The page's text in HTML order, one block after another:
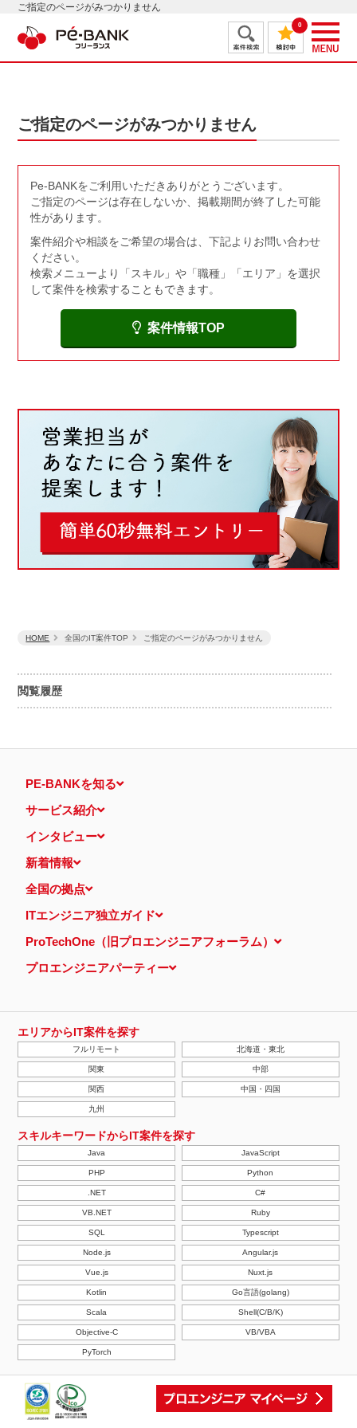
ご指定のページがみつかりません
0
閲覧履歴
HOME 全国のIT案件TOP ご指定のページがみつかりません
ご指定のページがみつかりません
Pe-BANKをご利用いただきありがとうございます。
ご指定のページは存在しないか、掲載期間が終了した可能
性があります。
案件紹介や相談をご希望の場合は、下記よりお問い合わせ
ください。
検索メニューより「スキル」や「職種」「エリア」を選択
して案件を検索することもできます。
案件情報TOP
PE-BANKを知る
サービス紹介
インタビュー
新着情報
全国の拠点
ITエンジニア独立ガイド
ProTechOne（旧プロエンジニアフォーラム）
プロエンジニアパーティー
エリアからIT案件を探す
フルリモート 北海道・東北
関東 中部
関西 中国・四国
九州
スキルキーワードからIT案件を探す
Java JavaScript
PHP Python
.NET C#
VB.NET Ruby
SQL Typescript
Node.js Angular.js
Vue.js Nuxt.js
Kotlin Go言語(golang)
Scala Shell(C/B/K)
Objective-C VB/VBA
PyTorch